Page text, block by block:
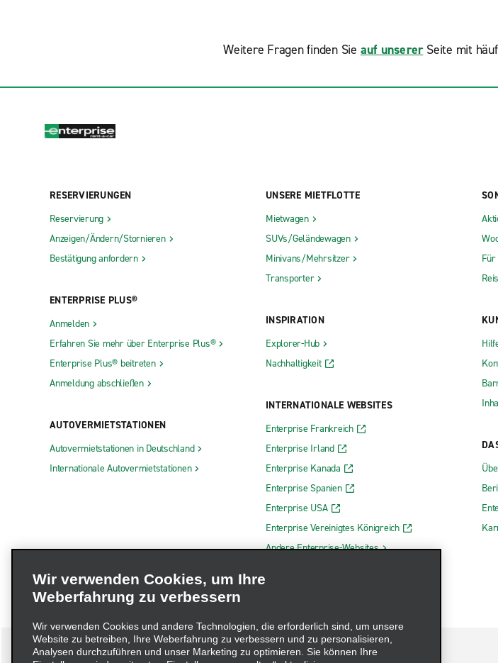
Weitere Fragen finden Sie auf unsererSeite mit
RESERVIERUNGEN
Reservierung
Anzeigen/Ändern/Stornieren
Bestätigung anfordern
ENTERPRISE PLUS®
Anmelden
Erfahren Sie mehr über Enterprise Plus®
Enterprise Plus® beitreten
Anmeldung abschließen
AUTOVERMIETSTATIONEN
Autovermietstationen in Deutschland
Internationale Autovermietstationen
UNSERE MIETFLOTTE
Mietwagen
SUVs/Geländewagen
Minivans/Mehrsitzer
Transporter
INSPIRATION
Explorer-Hub
Nachhaltigkeit
INTERNATIONALE WEBSITES
Enterprise Frankreich
Enterprise Irland
Enterprise Kanada
Enterprise Spanien
Enterprise USA
Enterprise Vereinigtes Königreich
Andere Enterprise-Websites
Für
Wir verwenden Cookies, um Ihre
Weberfahrung zu verbessern
Wir verwenden Cookies und andere Technologien, die erforderlich sind, um unsere
Website zu betreiben, Ihre Weberfahrung zu verbessern und zu personalisieren,
Analysen durchzuführen und unser Marketing zu optimieren. Sie können Ihre